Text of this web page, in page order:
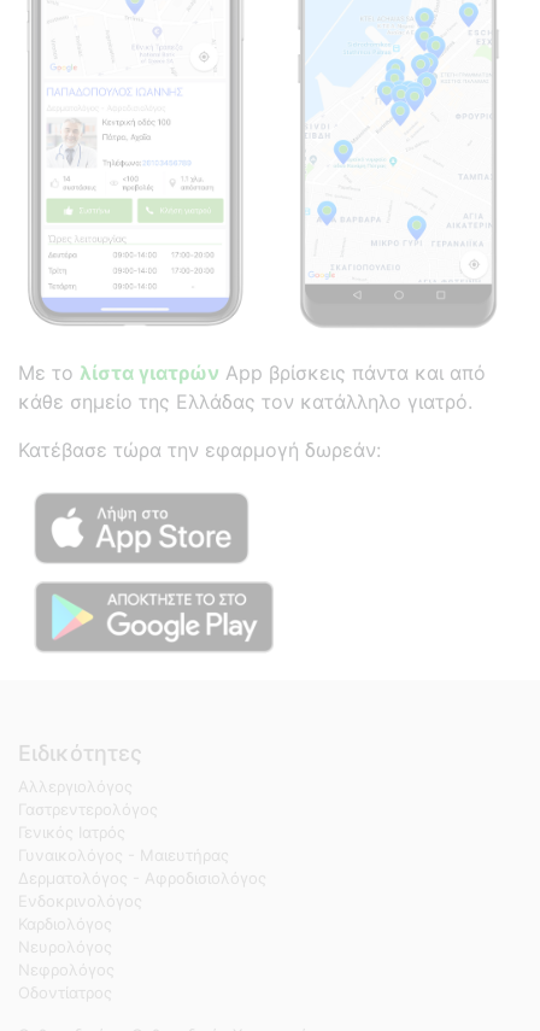
Με το λίστα γιατρών App βρίσκεις πάντα και από
κάθε σημείο της Ελλάδας τον κατάλληλο γιατρό.
Κατέβασε τώρα την εφαρμογή δωρεάν:
Ειδικότητες
Αλλεργιολόγος
Γαστρεντερολόγος
Γενικός Ιατρός
Γυναικολόγος - Μαιευτήρας
Δερματολόγος - Αφροδισιολόγος
Ενδοκρινολόγος
Καρδιολόγος
Νευρολόγος
Νεφρολόγος
Οδοντίατρος